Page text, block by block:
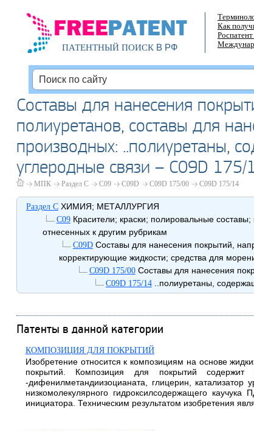
ПАТЕНТНЫЙ ПОИСКВ РФ
Как
Составы для нанесения
полиуретанов, составы для
производных: ..полиуретаны,
углеродные связи – C09D 175/
МПК Раздел C C09 C09D C09D 175/00 C09D 175/14
Раздел CХИМИЯ; МЕТАЛЛУРГИЯ
C09Красители; краски; полировальные
отнесенных к другим рубрикам
C09DСоставы для нанесения покрытий,
корректирующие жидкости; средства для
C09D 175/00Составы для нанесения
C09D 175/14..полиуретаны,
Патенты в данной категории
КОМПОЗИЦИЯ ДЛЯ ПОКРЫТИЙ
Изобретение относится к композициям на основе
покрытий. Композиция для покрытий содержит
-дифенилметандиизоцианата, глицерин, катализатор
низкомолекулярного гидроксилсодержащего
инициатора. Техническим результатом изобретения